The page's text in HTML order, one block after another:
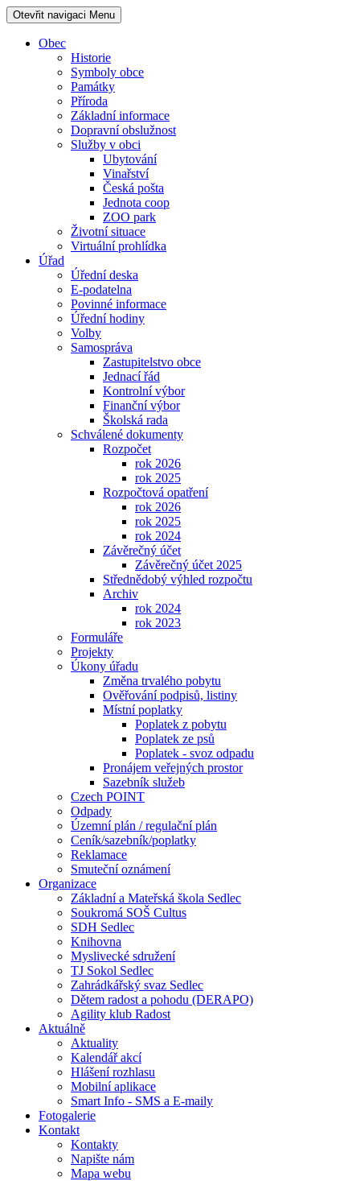
Otevřit navigaci Menu
Obec
Historie
Symboly obce
Památky
Příroda
Základní informace
Dopravní obslužnost
Služby v obci
Ubytování
Vinařství
Česká pošta
Jednota coop
ZOO park
Životní situace
Virtuální prohlídka
Úřad
Úřední deska
E-podatelna
Povinné informace
Úřední hodiny
Volby
Samospráva
Zastupitelstvo obce
Jednací řád
Kontrolní výbor
Finanční výbor
Školská rada
Schválené dokumenty
Rozpočet
rok 2026
rok 2025
Rozpočtová opatření
rok 2026
rok 2025
rok 2024
Závěrečný účet
Závěrečný účet 2025
Střednědobý výhled rozpočtu
Archiv
rok 2024
rok 2023
Formuláře
Projekty
Úkony úřadu
Změna trvalého pobytu
Ověřování podpisů, listiny
Místní poplatky
Poplatek z pobytu
Poplatek ze psů
Poplatek - svoz odpadu
Pronájem veřejných prostor
Sazebník služeb
Czech POINT
Odpady
Územní plán / regulační plán
Ceník/sazebník/poplatky
Reklamace
Smuteční oznámení
Organizace
Základní a Mateřská škola Sedlec
Soukromá SOŠ Cultus
SDH Sedlec
Knihovna
Myslivecké sdružení
TJ Sokol Sedlec
Zahrádkářský svaz Sedlec
Dětem radost a pohodu (DERAPO)
Agility klub Radost
Aktuálně
Aktuality
Kalendář akcí
Hlášení rozhlasu
Mobilní aplikace
Smart Info - SMS a E-maily
Fotogalerie
Kontakt
Kontakty
Napište nám
Mapa webu